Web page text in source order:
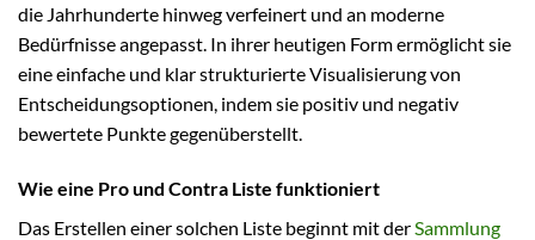
die Jahrhunderte hinweg verfeinert und an moderne
Bedürfnisse angepasst. In ihrer heutigen Form ermöglicht sie
eine einfache und klar strukturierte Visualisierung von
Entscheidungsoptionen, indem sie positiv und negativ
bewertete Punkte gegenüberstellt.
Wie eine Pro und Contra Liste funktioniert
Das Erstellen einer solchen Liste beginnt mit der Sammlung